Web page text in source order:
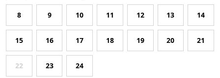
8 9 10 11 12 13 14
15 16 17 18 19 20 21
22 23 24